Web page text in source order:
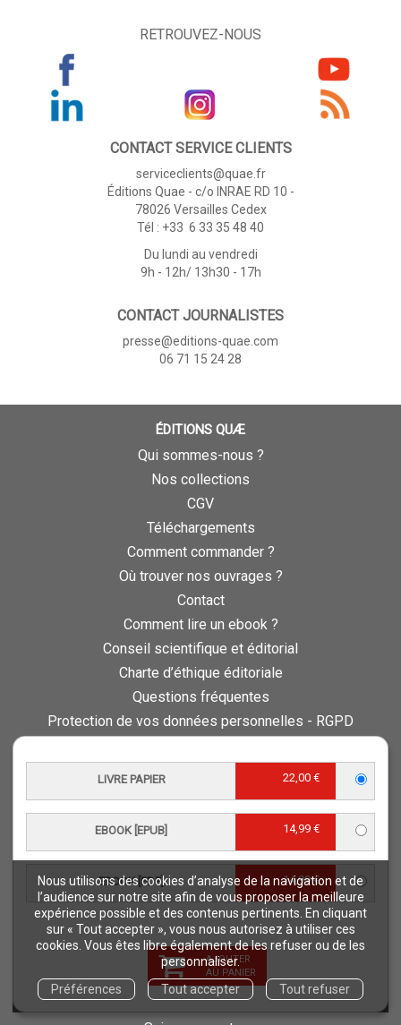
Nous utilisons des cookies d’analyse de la navigation et de
l’audience sur notre site afin de vous proposer la meilleure
expérience possible et des contenus pertinents. En cliquant
sur « Tout accepter », vous nous autorisez à utiliser ces
cookies. Vous êtes libre également de les refuser ou de les
personnaliser.
Préférences
Tout accepter Tout refuser
LIVRE PAPIER 22,00 €
EBOOK [EPUB] 14,99 €
EBOOK [PDF] 14,99 €
AJOUTER
AU PANIER
RETROUVEZ-NOUS
CONTACT SERVICE CLIENTS
serviceclients@quae.fr
Éditions Quae - c/o INRAE RD 10 -
78026 Versailles Cedex
Tél : +33 6 33 35 48 40
Du lundi au vendredi
9h - 12h/ 13h30 - 17h
CONTACT JOURNALISTES
presse@editions-quae.com
06 71 15 24 28
ÉDITIONS QUÆ
Qui sommes-nous ?
Nos collections
CGV
Téléchargements
Comment commander ?
Où trouver nos ouvrages ?
Contact
Comment lire un ebook ?
Conseil scientifique et éditorial
Charte d’éthique éditoriale
Questions fréquentes
Protection de vos données personnelles - RGPD
NOS THÉMATIQUES
Agriculture et productions végétales
Alimentation et nutrition humaine
Élevage et productions animales
Forêt et sylviculture
Milieux naturels et environnement
Pays du Sud
Pêche - Ressources aquatiques et aquacoles
Sciences de la vie et de la terre